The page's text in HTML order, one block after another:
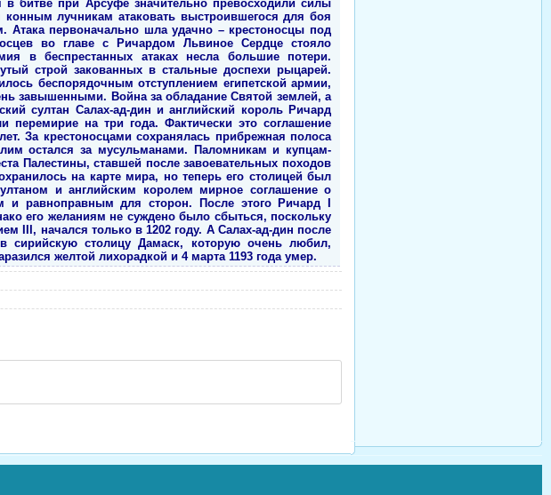
битве при Арсуфе значительно превосходили силы
лучникам атаковать выстроившегося для боя
Атака первоначально шла удачно – крестоносцы под
во главе с Ричардом Львиное Сердце стояло
в беспрестанных атаках несла большие потери.
строй закованных в стальные доспехи рыцарей.
беспорядочным отступлением египетской армии,
завышенными. Война за обладание Святой землей, а
султан Салах-ад-дин и английский король Ричард
перемирие на три года. Фактически это соглашение
За крестоносцами сохранялась прибрежная полоса
остался за мусульманами. Паломникам и купцам-
Палестины, ставшей после завоевательных походов
на карте мира, но теперь его столицей был
и английским королем мирное соглашение о
и равноправным для сторон. После этого Ричард I
его желаниям не суждено было сбыться, поскольку
III, начался только в 1202 году. А Салах-ад-дин после
сирийскую столицу Дамаск, которую очень любил,
желтой лихорадкой и 4 марта 1193 года умер.